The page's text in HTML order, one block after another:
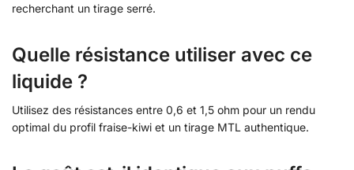
recherchant un tirage serré.
Quelle résistance utiliser avec ce
liquide ?
Utilisez des résistances entre 0,6 et 1,5 ohm pour un rendu
optimal du profil fraise-kiwi et un tirage MTL authentique.